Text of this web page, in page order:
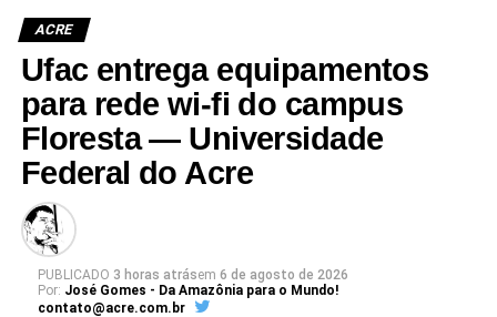
Leia Mais: UFAC
ACRE
Ufac entrega equipamentos
para rede wi-fi do campus
Floresta — Universidade
Federal do Acre
PUBLICADO 3 horas atrásem 6 de agosto de 2026
Por: José Gomes - Da Amazônia para o Mundo!
contato@acre.com.br